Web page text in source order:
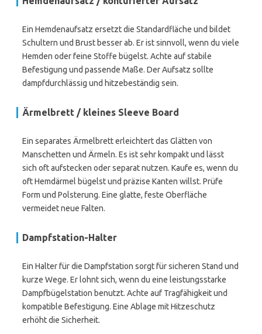
Ein Hemdenaufsatz ersetzt die Standardfläche und bildet
Schultern und Brust besser ab. Er ist sinnvoll, wenn du viele
Hemden oder feine Stoffe bügelst. Achte auf stabile
Befestigung und passende Maße. Der Aufsatz sollte
dampfdurchlässig und hitzebeständig sein.
Ärmelbrett / kleines Sleeve Board
Ein separates Ärmelbrett erleichtert das Glätten von
Manschetten und Ärmeln. Es ist sehr kompakt und lässt
sich oft aufstecken oder separat nutzen. Kaufe es, wenn du
oft Hemdärmel bügelst und präzise Kanten willst. Prüfe
Form und Polsterung. Eine glatte, feste Oberfläche
vermeidet neue Falten.
Dampfstation-Halter
Ein Halter für die Dampfstation sorgt für sicheren Stand und
kurze Wege. Er lohnt sich, wenn du eine leistungsstarke
Dampfbügelstation benutzt. Achte auf Tragfähigkeit und
kompatible Befestigung. Eine Ablage mit Hitzeschutz
erhöht die Sicherheit.